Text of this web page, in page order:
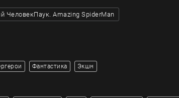
ЧеловекПаук. Amazing SpiderMan
Фантастика Экшн